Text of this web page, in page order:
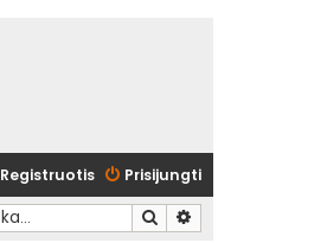
Prisijungti
Registruotis
Ieškoti